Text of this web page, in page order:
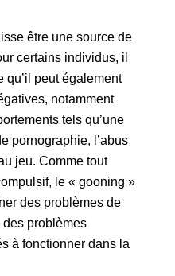
être une source de
certains individus, il
qu’il peut également
notamment
tels qu’une
pornographie, l’abus
jeu. Comme tout
le « gooning »
des problèmes de
problèmes
à fonctionner dans la